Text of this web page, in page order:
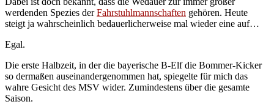
werdenden Spezies derFahrstuhlmannschaften gehören. Heute
steigt ja wahrscheinlich bedauerlicherweise mal wieder eine auf…
Egal.
Die erste Halbzeit, in der die bayerische B-Elf die Bommer-Kicker
so dermaßen auseinandergenommen hat, spiegelte für mich das
wahre Gesicht des MSV wider. Zumindestens über die gesamte
Saison.